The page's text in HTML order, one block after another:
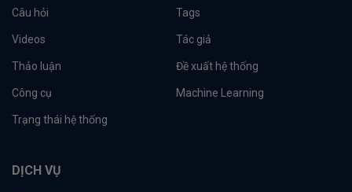
Câu hỏi Tags
Videos Tác giả
Thảo luận Đề xuất hệ thống
Công cụ Machine Learning
Trạng thái hệ thống
DỊCH VỤ